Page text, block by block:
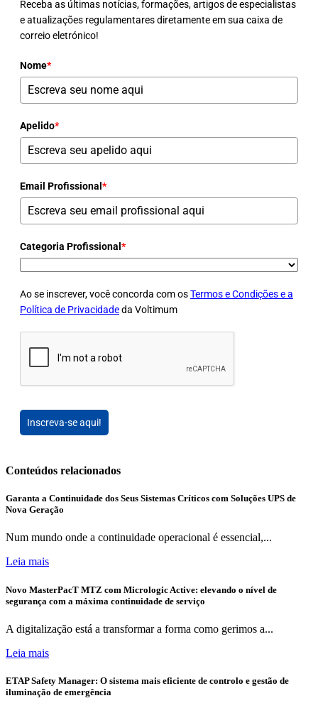
Receba as últimas notícias, formações, artigos de especialistas
e atualizações regulamentares diretamente em sua caixa de
correio eletrónico!
Nome*
Apelido*
Email Profissional *
Categoria Profissional *
Ao se inscrever, você concorda com osTermos e Condições e a
Política de Privacidadeda Voltimum
Inscreva-se aqui!
Conteúdos relacionados
Garanta a Continuidade dos Seus Sistemas Críticos com Soluções UPS de
Nova Geração
Num mundo onde a continuidade operacional é essencial,...
Leia mais
Novo MasterPacT MTZ com Micrologic Active: elevando o nível de
segurança com a máxima continuidade de serviço
A digitalização está a transformar a forma como gerimos a...
Leia mais
ETAP Safety Manager: O sistema mais eficiente de controlo e gestão de
iluminação de emergência